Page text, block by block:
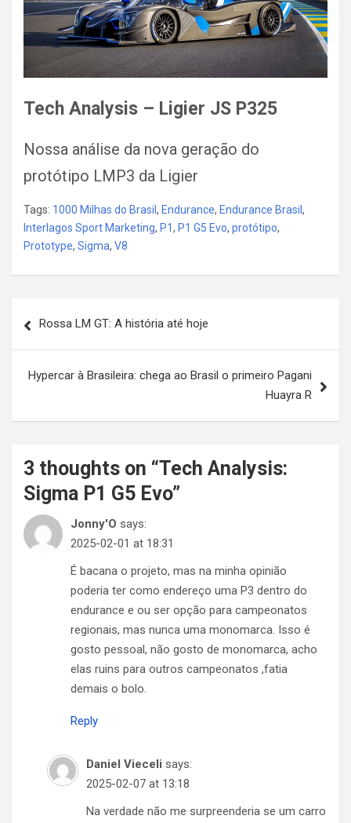
Tech Analysis – Ligier JS P325
Nossa análise da nova geração do
protótipo LMP3 da Ligier
Tags: 1000 Milhas do Brasil , Endurance, Endurance Brasil ,
Interlagos Sport Marketing, P1, P1 G5 Evo, protótipo,
Prototype, Sigma, V8
navigation
Rossa LM GT: A história até hoje
Hypercar à Brasileira: chega ao Brasil o primeiro Pagani
Huayra R
3 thoughts on “Tech Analysis:
Sigma P1 G5 Evo”
Jonny'O says:
2025-02-01 at 18:31
É bacana o projeto, mas na minha opinião
poderia ter como endereço uma P3 dentro do
endurance e ou ser opção para campeonatos
regionais, mas nunca uma monomarca. Isso é
gosto pessoal, não gosto de monomarca, acho
elas ruins para outros campeonatos ,fatia
demais o bolo.
Reply
Daniel Vieceli says:
2025-02-07 at 13:18
Na verdade não me surpreenderia se um carro